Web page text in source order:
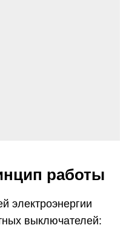
работы
электроэнергии
выключателей: